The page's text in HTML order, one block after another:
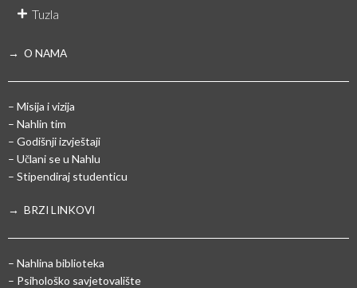
Tuzla
→ O NAMA
– Misija i vizija
– Nahlin tim
– Godišnji izvještaji
– Učlani se u Nahlu
– Stipendiraj studenticu
→ BRZI LINKOVI
– Nahlina biblioteka
– Psihološko savjetovalište